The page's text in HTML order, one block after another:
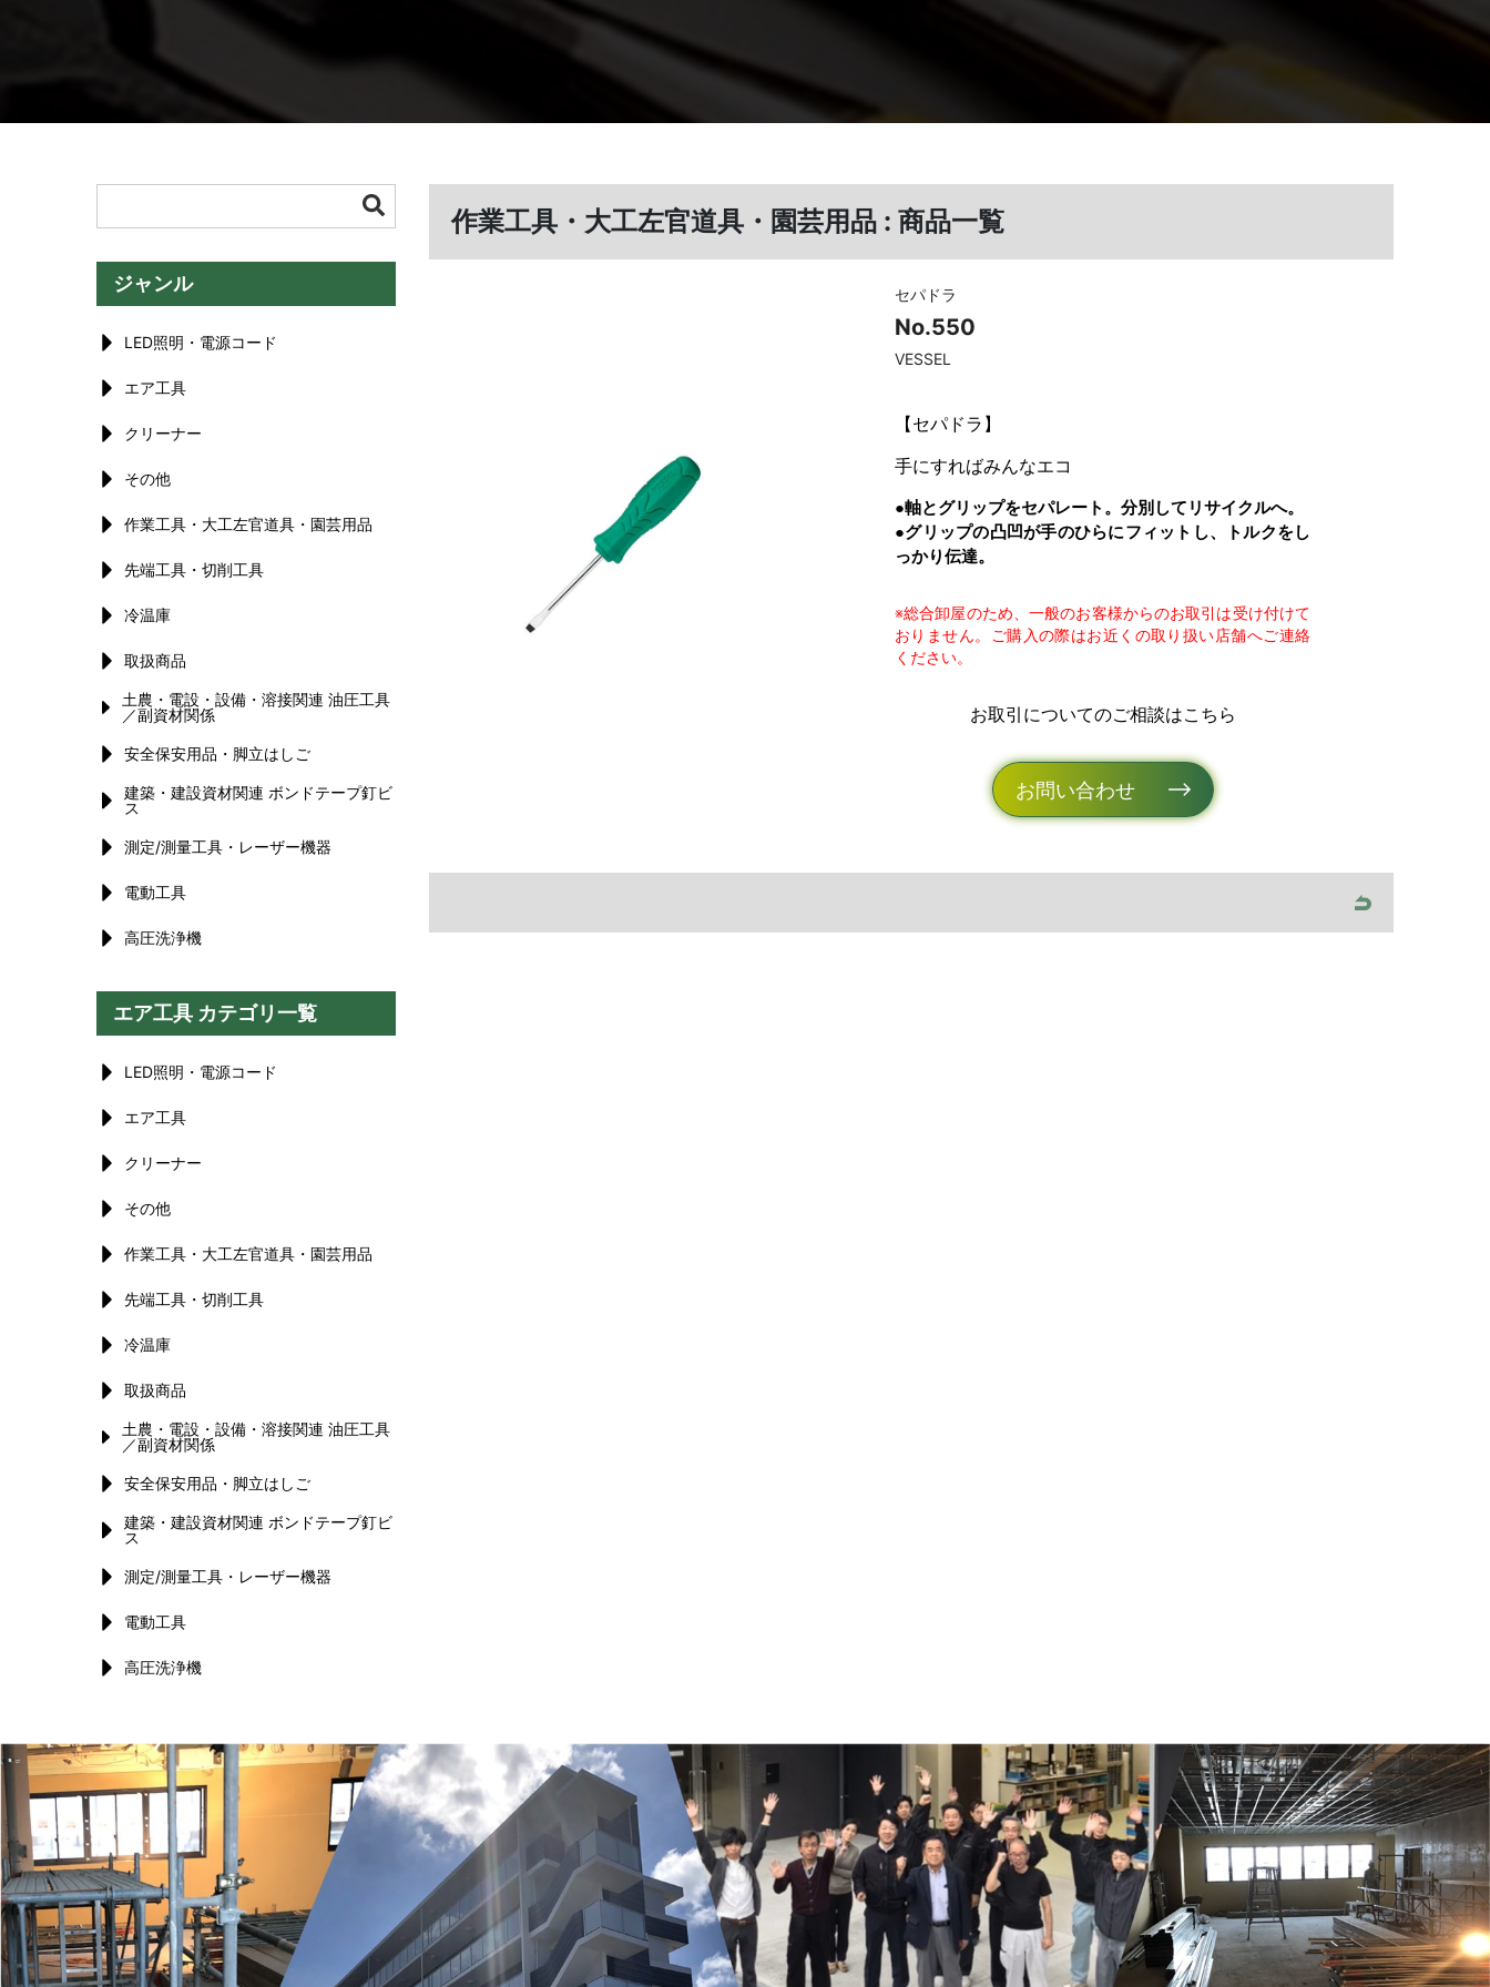
ジャンル
LED照明・電源コード
エア工具
クリーナー
その他
作業工具・大工左官道具・園芸用品
先端工具・切削工具
冷温庫
取扱商品
土農・電設・設備・溶接関連 油圧工具
／副資材関係
安全保安用品・脚立はしご
建築・建設資材関連 ボンドテープ釘ビ
ス
測定/測量工具・レーザー機器
電動工具
高圧洗浄機
エア工具 カテゴリ一覧
LED照明・電源コード
エア工具
クリーナー
その他
作業工具・大工左官道具・園芸用品
先端工具・切削工具
冷温庫
取扱商品
土農・電設・設備・溶接関連 油圧工具
／副資材関係
安全保安用品・脚立はしご
建築・建設資材関連 ボンドテープ釘ビ
ス
測定/測量工具・レーザー機器
電動工具
高圧洗浄機
作業工具・大工左官道具・園芸用品 : 商品一覧
セパドラ
No.550
VESSEL
【セパドラ 】
手にすればみんなエコ
●軸とグリップをセパレート。分別してリサイクルへ。
●グリップの凸凹が手のひらにフィットし、トルクをし
っかり伝達。
※総合卸屋のため、一般のお客様からのお取引は受け付けて
おりません。ご購入の際はお近くの取り扱い店舗へご連絡
ください。
お取引についてのご相談はこちら
お問い合わせ